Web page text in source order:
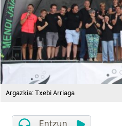
Argazkia: Txebi Arriaga